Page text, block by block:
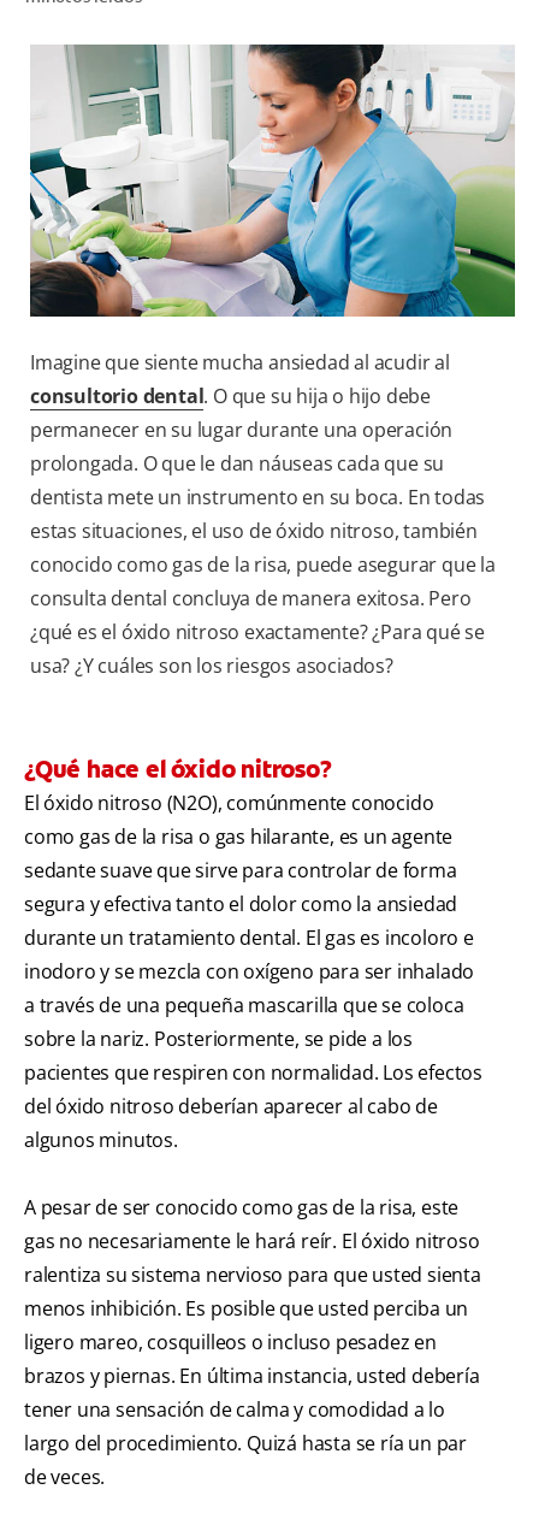
CORRESPONDENCIA DE PRODUCTOS
PROMOCIONES
SV (ES)
SUSCRÍBASE
Imagine que siente mucha ansiedad al acudir al
consultorio dental. O que su hija o hijo debe
permanecer en su lugar durante una operación
prolongada. O que le dan náuseas cada que su
dentista mete un instrumento en su boca. En todas
estas situaciones, el uso de óxido nitroso, también
conocido como gas de la risa, puede asegurar que la
consulta dental concluya de manera exitosa. Pero
¿qué es el óxido nitroso exactamente? ¿Para qué se
usa? ¿Y cuáles son los riesgos asociados?
¿Qué hace el óxido nitroso?
El óxido nitroso (N2O), comúnmente conocido
como gas de la risa o gas hilarante, es un agente
sedante suave que sirve para controlar de forma
segura y efectiva tanto el dolor como la ansiedad
durante un tratamiento dental. El gas es incoloro e
inodoro y se mezcla con oxígeno para ser inhalado
a través de una pequeña mascarilla que se coloca
sobre la nariz. Posteriormente, se pide a los
pacientes que respiren con normalidad. Los efectos
del óxido nitroso deberían aparecer al cabo de
algunos minutos.
A pesar de ser conocido como gas de la risa, este
gas no necesariamente le hará reír. El óxido nitroso
ralentiza su sistema nervioso para que usted sienta
menos inhibición. Es posible que usted perciba un
ligero mareo, cosquilleos o incluso pesadez en
brazos y piernas. En última instancia, usted debería
tener una sensación de calma y comodidad a lo
largo del procedimiento. Quizá hasta se ría un par
de veces.